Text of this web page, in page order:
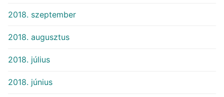
2018. szeptember
2018. augusztus
2018. július
2018. június